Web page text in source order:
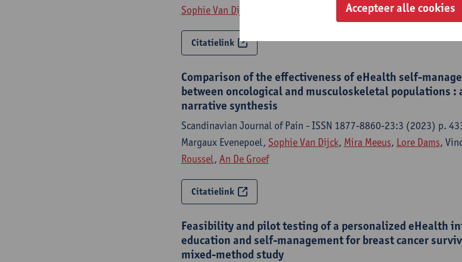
Sophie Van Dijck
, Janan Kothari,Lore Dams, Vincent
Citatielink
Comparison of the effectiveness of eHealth self-
between oncological and musculoskeletal populations :
narrative synthesis
Scandinavian Journal of Pain - ISSN 1877-8860-23:3 (2023) p.
Margaux Evenepoel, Sophie Van Dijck, Mira Meeus, Lore Dams,
Roussel, An De Groef
Citatielink
Feasibility and pilot testing of a personalized eHealth
education and self-management for breast cancer
mixed-method study
Accepteer alle cookies